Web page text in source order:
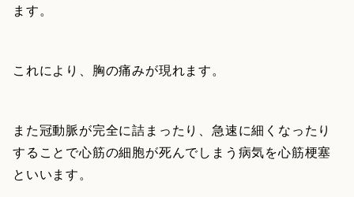
ます。
これにより、胸の痛みが現れます。
また冠動脈が完全に詰まったり、急速に細くなったり
することで心筋の細胞が死んでしまう病気を心筋梗塞
といいます。